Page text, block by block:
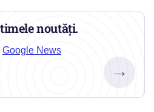
noutăți.
Google News
→